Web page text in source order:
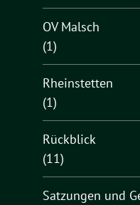
OV Malsch
(1)
Rheinstetten
(1)
Rückblick
(11)
Satzungen und